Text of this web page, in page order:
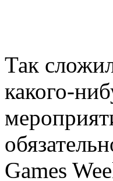
Так
какого-
Games